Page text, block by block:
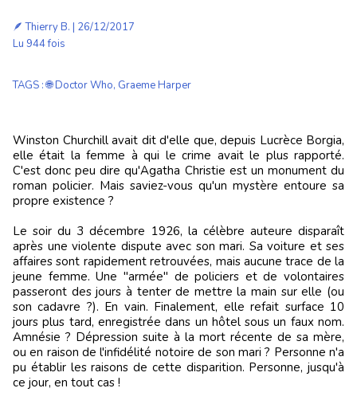
🪶Thierry B. | 26/12/2017
Lu 944 fois
TAGS :🌐 Doctor Who, Graeme Harper
Winston Churchill avait dit d'elle que, depuis Lucrèce Borgia,
elle était la femme à qui le crime avait le plus rapporté.
C'est donc peu dire qu'Agatha Christie est un monument du
roman policier. Mais saviez-vous qu'un mystère entoure sa
propre existence ?
Le soir du 3 décembre 1926, la célèbre auteure disparaît
après une violente dispute avec son mari. Sa voiture et ses
affaires sont rapidement retrouvées, mais aucune trace de la
jeune femme. Une "armée" de policiers et de volontaires
passeront des jours à tenter de mettre la main sur elle (ou
son cadavre ?). En vain. Finalement, elle refait surface 10
jours plus tard, enregistrée dans un hôtel sous un faux nom.
Amnésie ? Dépression suite à la mort récente de sa mère,
ou en raison de l'infidélité notoire de son mari ? Personne n'a
pu établir les raisons de cette disparition. Personne, jusqu'à
ce jour, en tout cas !